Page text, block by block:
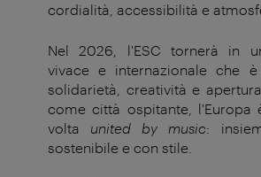
cordialità, accessibilità e
Nel 2026, l'ESC tornerà in
vivace e internazionale che
solidarietà, creatività e
come città ospitante, l'Europa
volta united by music:
sostenibile e con stile.